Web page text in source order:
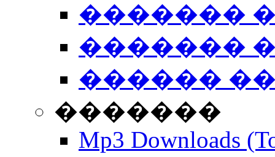
�������
�������
������
�������
Mp3 Downloads